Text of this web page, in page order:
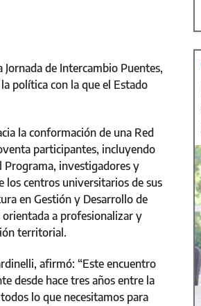
de Intercambio Puentes,
política con la que el Estado
la conformación de una Red
participantes, incluyendo
Programa, investigadores y
los centros universitarios de sus
en Gestión y Desarrollo de
a profesionalizar y
territorial.
afirmó: “Este encuentro
desde hace tres años entre la
lo que necesitamos para